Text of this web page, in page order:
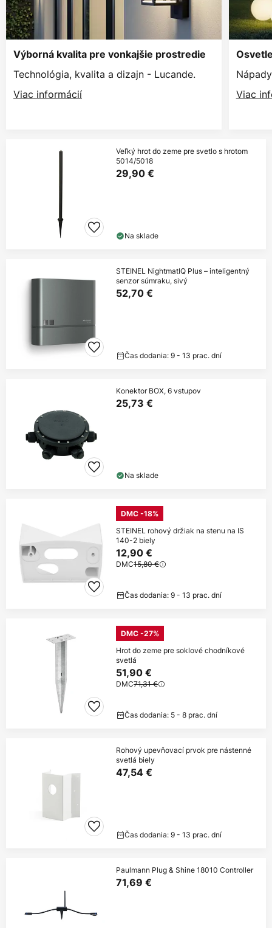
Výborná kvalita pre vonkajšie prostredie
Technológia, kvalita a dizajn - Lucande.
Viac informácií
Viac
Veľký hrot do zeme pre svetlo s hrotom
5014/5018
29,90 €
Na sklade
STEINEL NightmatIQ Plus – inteligentný
senzor súmraku, sivý
52,70 €
Čas dodania: 9 - 13 prac. dní
Konektor BOX, 6 vstupov
25,73 €
Na sklade
DMC -18%
STEINEL rohový držiak na stenu na IS
140-2 biely
12,90 €
DMC15,80 €
Čas dodania: 9 - 13 prac. dní
DMC -27%
Hrot do zeme pre soklové chodníkové
svetlá
51,90 €
DMC71,31 €
Čas dodania: 5 - 8 prac. dní
Rohový upevňovací prvok pre nástenné
svetlá biely
47,54 €
Čas dodania: 9 - 13 prac. dní
Paulmann Plug & Shine 18010 Controller
71,69 €